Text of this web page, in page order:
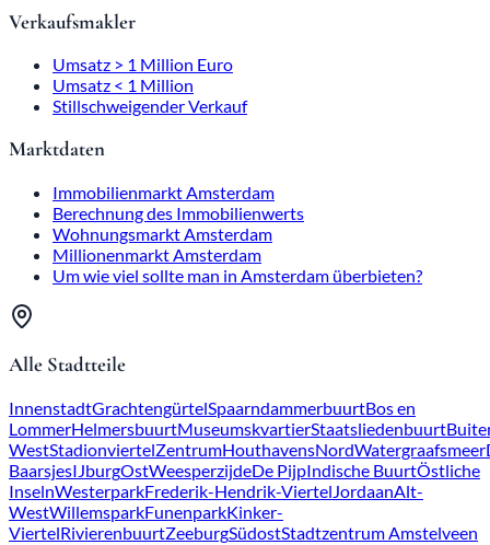
Verkaufsmakler
Umsatz > 1 Million Euro
Umsatz < 1 Million
Stillschweigender Verkauf
Marktdaten
Immobilienmarkt Amsterdam
Berechnung des Immobilienwerts
Wohnungsmarkt Amsterdam
Millionenmarkt Amsterdam
Um wie viel sollte man in Amsterdam überbieten?
Alle Stadtteile
InnenstadtGrachtengürtelSpaarndammerbuurtBos en
LommerHelmersbuurtMuseumskvartierStaatsliedenbuurt
WestStadionviertelZentrumHouthavensNordWatergraafsmeer
BaarsjesIJburgOstWeesperzijdeDe PijpIndische BuurtÖstliche
InselnWesterparkFrederik-Hendrik-ViertelJordaanAlt-
WestWillemsparkFunenparkKinker-
ViertelRivierenbuurtZeeburgSüdostStadtzentrum Amstelveen